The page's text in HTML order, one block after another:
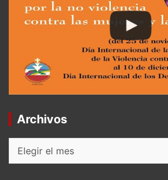
Archivos